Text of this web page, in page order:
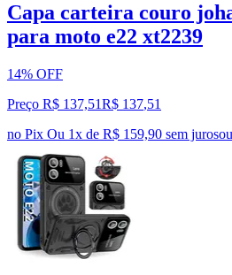
Capa carteira couro
para moto e22 xt2239
14% OFF
Preço R$ 137,51R$ 137,51
no Pix Ou 1x de R$ 159,90 sem jurosou